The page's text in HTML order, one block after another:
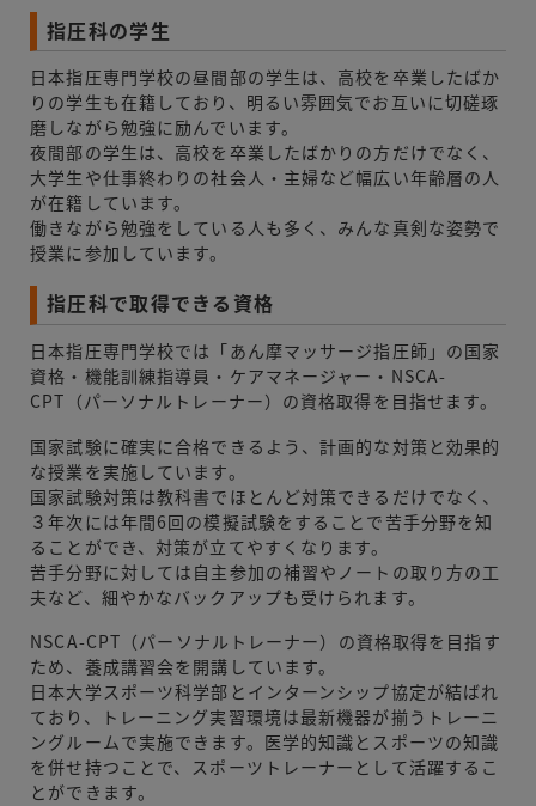
指圧科の学生
日本指圧専門学校の昼間部の学生は、高校を卒業したばか
りの学生も在籍しており、明るい雰囲気でお互いに切磋琢
磨しながら勉強に励んでいます。
夜間部の学生は、高校を卒業したばかりの方だけでなく、
大学生や仕事終わりの社会人・主婦など幅広い年齢層の人
が在籍しています。
働きながら勉強をしている人も多く、みんな真剣な姿勢で
授業に参加しています。
指圧科で取得できる資格
日本指圧専門学校では「あん摩マッサージ指圧師」の国家
資格・機能訓練指導員・ケアマネージャー・NSCA-
CPT（パーソナルトレーナー）の資格取得を目指せます。
国家試験に確実に合格できるよう、計画的な対策と効果的
な授業を実施しています。
国家試験対策は教科書でほとんど対策できるだけでなく、
３年次には年間6回の模擬試験をすることで苦手分野を知
ることができ、対策が立てやすくなります。
苦手分野に対しては自主参加の補習やノートの取り方の工
夫など、細やかなバックアップも受けられます。
NSCA-CPT（パーソナルトレーナー）の資格取得を目指す
ため、養成講習会を開講しています。
日本大学スポーツ科学部とインターンシップ協定が結ばれ
ており、トレーニング実習環境は最新機器が揃うトレーニ
ングルームで実施できます。医学的知識とスポーツの知識
を併せ持つことで、スポーツトレーナーとして活躍するこ
とができます。